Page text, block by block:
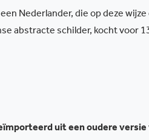
Nederlander, die op deze
abstracte schilder, kocht voor
uit een oudere